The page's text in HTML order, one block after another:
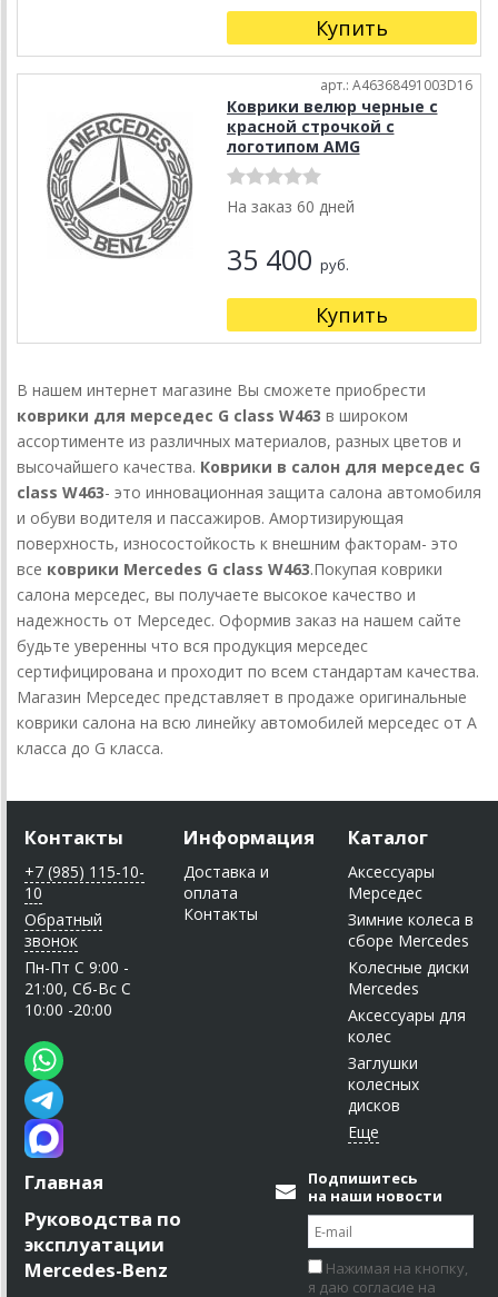
Купить
арт.: A46368491003D16
Коврики велюр черные с
красной строчкой с
логотипом AMG
На заказ 60 дней
35 400 руб.
Купить
В нашем интернет магазине Вы сможете приобрести
коврики для мерседес G class W463 в широком
ассортименте из различных материалов, разных цветов и
высочайшего качества. Коврики в салон для мерседес G
class W463- это инновационная защита салона автомобиля
и обуви водителя и пассажиров. Амортизирующая
поверхность, износостойкость к внешним факторам- это
все коврики Mercedes G class W463.Покупая коврики
салона мерседес, вы получаете высокое качество и
надежность от Мерседес. Оформив заказ на нашем сайте
будьте уверенны что вся продукция мерседес
сертифицирована и проходит по всем стандартам качества.
Магазин Мерседес представляет в продаже оригинальные
коврики салона на всю линейку автомобилей мерседес от A
класса до G класса.
Контакты
+7 (985) 115-10-
10
Обратный
звонок
Пн-Пт C 9:00 -
21:00, Сб-Вс С
10:00 -20:00
Информация
Доставка и
оплата
Контакты
Каталог
Аксессуары
Мерседес
Зимние колеса в
сборе Mercedes
Колесные диски
Mercedes
Аксессуары для
колес
Заглушки
колесных
дисков
Главная
Руководства по
эксплуатации
Mercedes-Benz
Подпишитесь
на наши новости
Нажимая на кнопку,
я даю согласие на